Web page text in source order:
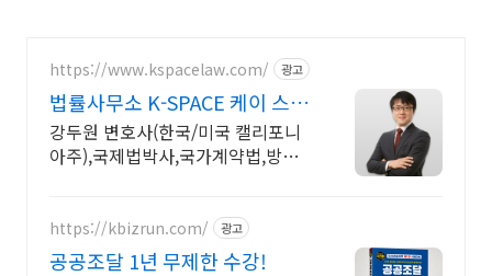
https://www.kspacelaw.com/ 광고
법률사무소 K-SPACE 케이 스페
이스
강두원 변호사(한국/미국 캘리포니
아주),국제법박사,국가계약법,방위
업자제재,국내외기업법무 자문/소
송
https://kbizrun.com/ 광고
공공조달 1년 무제한 수강!